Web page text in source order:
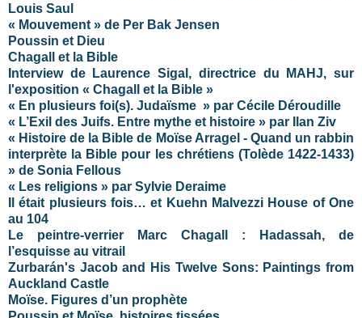
Louis Saul
« Mouvement » de Per Bak Jensen
Poussin et Dieu
Chagall et la Bible
Interview de Laurence Sigal, directrice du MAHJ, sur
l'exposition « Chagall et la Bible »
« En plusieurs foi(s). Judaïsme » par Cécile Déroudille
« L’Exil des Juifs. Entre mythe et histoire » par Ilan Ziv
« Histoire de la Bible de Moïse Arragel - Quand un rabbin
interprète la Bible pour les chrétiens (Tolède 1422-1433)
» de Sonia Fellous
« Les religions » par Sylvie Deraime
Il était plusieurs fois… et Kuehn Malvezzi House of One
au 104
Le peintre-verrier Marc Chagall : Hadassah, de
l’esquisse au vitrail
Zurbarán's Jacob and His Twelve Sons: Paintings from
Auckland Castle
Moïse. Figures d’un prophète